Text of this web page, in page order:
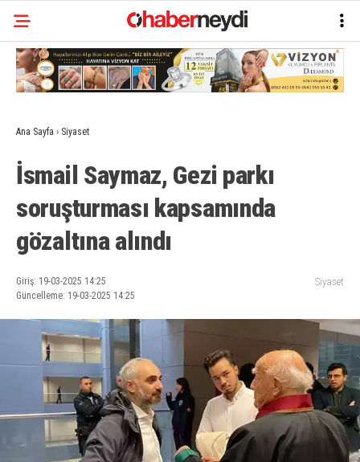
Ana Sayfa › Siyaset
İsmail Saymaz, Gezi parkı
soruşturması kapsamında
gözaltına alındı
Giriş: 19-03-2025 14:25
Güncelleme: 19-03-2025 14:25
Siyaset